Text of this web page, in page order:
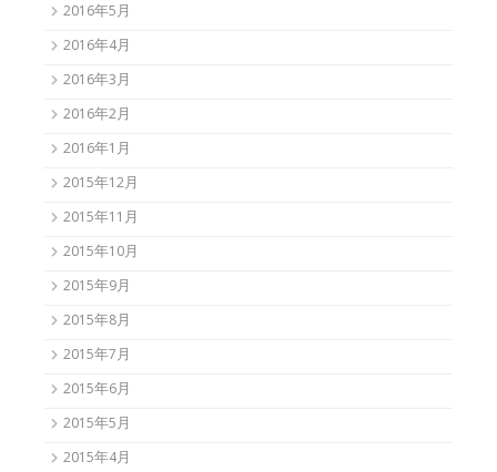
2016年5月
2016年4月
2016年3月
2016年2月
2016年1月
2015年12月
2015年11月
2015年10月
2015年9月
2015年8月
2015年7月
2015年6月
2015年5月
2015年4月